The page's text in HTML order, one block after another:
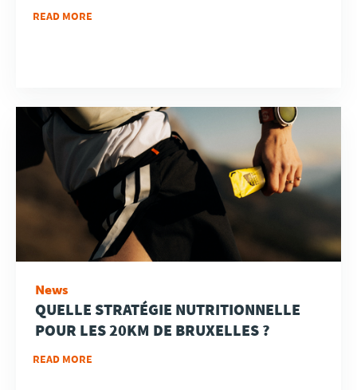
READ MORE
News
QUELLE STRATÉGIE NUTRITIONNELLE
POUR LES 20KM DE BRUXELLES ?
READ MORE